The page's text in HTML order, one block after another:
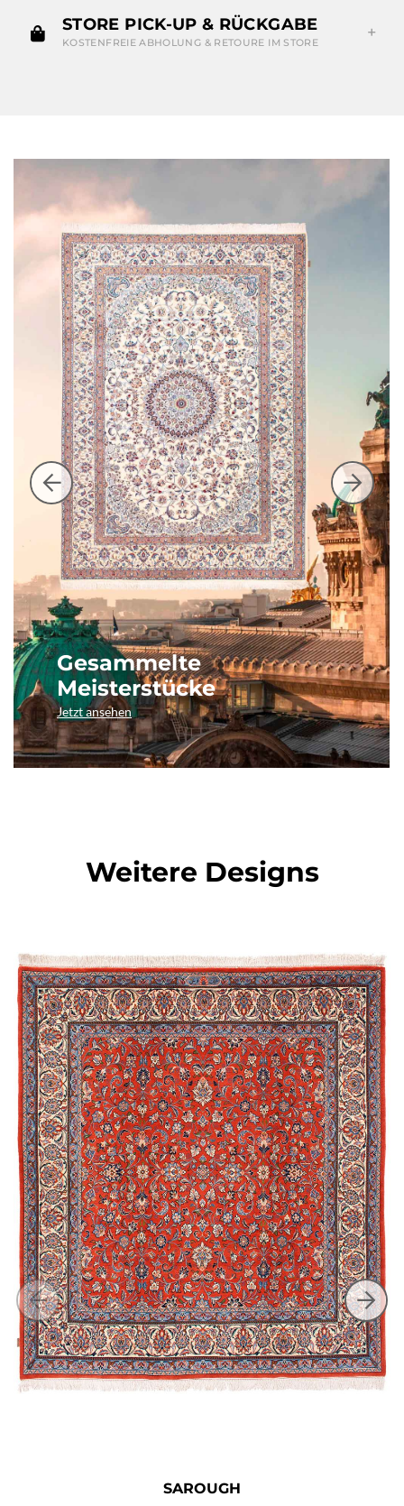
STORE PICK-UP & RÜCKGABE
KOSTENFREIE ABHOLUNG & RETOURE IM STORE
Gesammelte
Meisterstücke
Jetzt ansehen
Weitere Designs
SAROUGH